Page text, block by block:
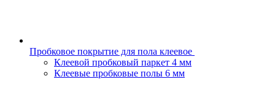
Пробковое покрытие для пола клеевое
Клеевой пробковый паркет 4 мм
Клеевые пробковые полы 6 мм